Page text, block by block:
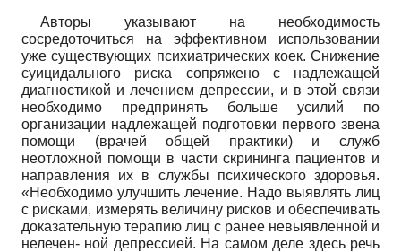
Авторы указывают на необходимость
сосредоточиться на эффективном использовании
уже существующих психиатрических коек. Снижение
суицидального риска сопряжено с надлежащей
диагностикой и лечением депрессии, и в этой связи
необходимо предпринять больше усилий по
организации надлежащей подготовки первого звена
помощи (врачей общей практики) и служб
неотложной помощи в части скрининга пациентов и
направления их в службы психического здоровья.
«Необходимо улучшить лечение. Надо выявлять лиц
с рисками, измерять величину рисков и обеспечивать
доказательную терапию лиц с ранее невыявленной и
нелечен- ной депрессией. На самом деле здесь речь